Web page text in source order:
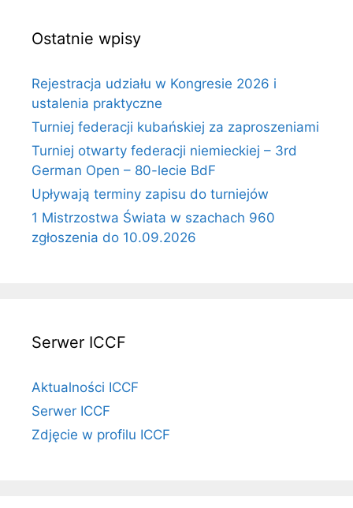
Ostatnie wpisy
Rejestracja udziału w Kongresie 2026 i
ustalenia praktyczne
Turniej federacji kubańskiej za zaproszeniami
Turniej otwarty federacji niemieckiej – 3rd
German Open – 80-lecie BdF
Upływają terminy zapisu do turniejów
1 Mistrzostwa Świata w szachach 960
zgłoszenia do 10.09.2026
Serwer ICCF
Aktualności ICCF
Serwer ICCF
Zdjęcie w profilu ICCF